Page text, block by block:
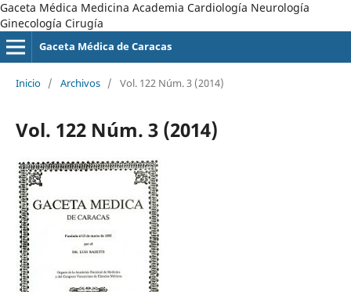
Gaceta Médica Medicina Academia Cardiología Neurología
Ginecología Cirugía
Gaceta Médica de Caracas
Inicio / Archivos / Vol. 122 Núm. 3 (2014)
Vol. 122 Núm. 3 (2014)